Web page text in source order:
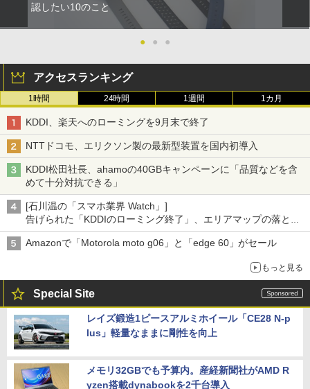
認したい10のこと
● ● ●
アクセスランキング
1時間 24時間 1週間 1カ月
KDDI、楽天へのローミングを9月末で終了
NTTドコモ、エリクソン製の最新型装置を国内初導入
KDDI松田社長、ahamoの40GBキャンペーンに「品質などを含
めて十分対抗できる」
[石川温の「スマホ業界 Watch」]
告げられた「KDDIのローミング終了」、エリアマップの落とし
穴と楽天モバイルの課題
Amazonで「Motorola moto g06」と「edge 60」がセール
もっと見る
Special Site
レイズ鍛造1ピースアルミホイール「CE28 N-p
lus」軽量なままに剛性を向上
メモリ32GBでも予算内。産経新聞社がAMD R
yzen搭載dynabookを2千台導入